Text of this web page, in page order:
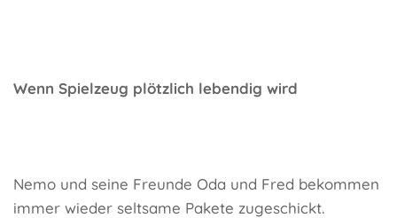
Wenn Spielzeug plötzlich lebendig wird
Nemo und seine Freunde Oda und Fred bekommen
immer wieder seltsame Pakete zugeschickt.